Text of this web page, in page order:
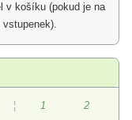
v košíku (pokud je na
¦ 1
2